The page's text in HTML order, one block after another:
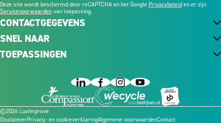
CONTACTGEGEVENS
Deze site wordt beschermd door reCAPTCHA en het Google Privacybeleiden er zijn
Servicevoorwaardenvan toepassing.
SNEL NAAR
TOEPASSINGEN
©2026 LuxImprove
DisclaimerPrivacy- en cookieverklaringAlgemene voorwaardenContact